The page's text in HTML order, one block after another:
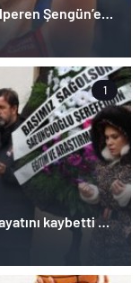
Şengün’e
1
kaybetti –